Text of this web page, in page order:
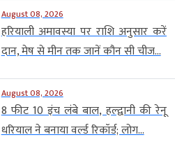
August 08, 2026
हरियाली अमावस्या पर राशि अनुसार करें
दान, मेष से मीन तक जानें कौन सी चीज...
August 08, 2026
8 फीट 10 इंच लंबे बाल, हल्द्वानी की रेनू
धरियाल ने बनाया वर्ल्ड रिकॉर्ड; लोग...